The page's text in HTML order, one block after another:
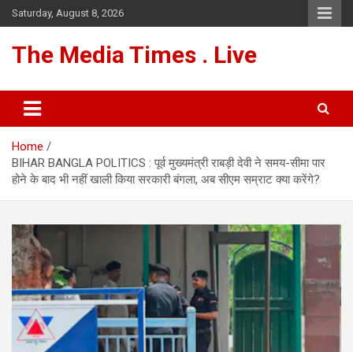
Skip
to
Saturday, August 8, 2026
The Media Times . Live
Home
BIHAR BANGLA POLITICS : पूर्व मुख्यमंत्री राबड़ी देवी ने समय-सीमा पार
होने के बाद भी नहीं खाली किया सरकारी बंगला, अब सीएम सम्राट क्या करेंगे?